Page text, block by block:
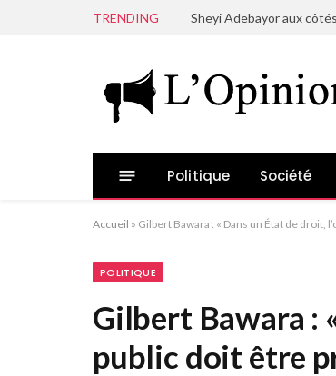
TRENDING
Politique Société
Accueil » Gilbert Bawara : « Dans un État de droit,
POLITIQUE
Gilbert Bawara :
public doit être